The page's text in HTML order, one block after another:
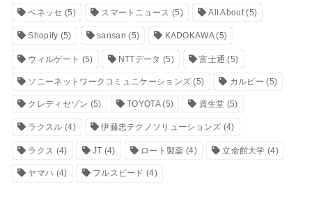
ベネッセ (5) スマートニュース (5) All About(5)
Shopify (5) sansan (5) KADOKAWA(5)
ウィルゲート (5) NTTデータ (5) 富士通 (5)
ソニーネットワークコミュニケーションズ (5) カルビー (5)
クレディセゾン (5) TOYOTA(5) 資生堂 (5)
ラクスル (4) 伊藤忠テクノソリューションズ (4)
ラクス (4) JT (4) ロート製薬 (4) 立命館大学 (4)
ヤマハ (4) フルスピード (4)